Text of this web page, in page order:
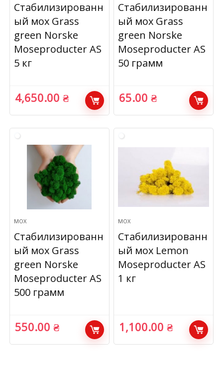
Стабилизированн
ый мох Grass
green Norske
Moseproducter AS
5 кг
4,650.00₴
Стабилизированн
ый мох Grass
green Norske
Moseproducter AS
50 грамм
65.00₴
МОХ
Стабилизированн
ый мох Grass
green Norske
Moseproducter AS
500 грамм
550.00₴
МОХ
Стабилизированн
ый мох Lemon
Moseproducter AS
1 кг
1,100.00₴